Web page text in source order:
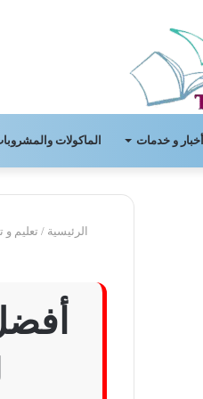
أخبار و خدمات الماكولات
الرئيسية / تعليم و